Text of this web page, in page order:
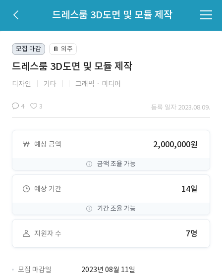
드레스룸 3D도면 및 모듈 제작
모집 마감 📔 외주
드레스룸 3D도면 및 모듈 제작
디자인 기타 그래픽ㆍ미디어
4 3 등록 일자 2023.08.09.
예상 금액 2,000,000원
금액 조율 가능
예상 기간 14일
기간 조율 가능
지원자 수 7명
모집 마감일
2023년 08월 11일